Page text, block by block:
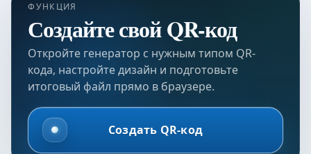
ФУНКЦИЯ
Создайте свой QR-код
Откройте генератор с нужным типом QR-
кода, настройте дизайн и подготовьте
итоговый файл прямо в браузере.
Создать QR-код